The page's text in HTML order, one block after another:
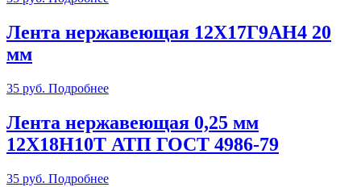
Лента нержавеющая 12Х17Г9АН4 20
мм
35 руб. Подробнее
Лента нержавеющая 0,25 мм
12Х18Н10Т АТП ГОСТ 4986-79
35 руб. Подробнее